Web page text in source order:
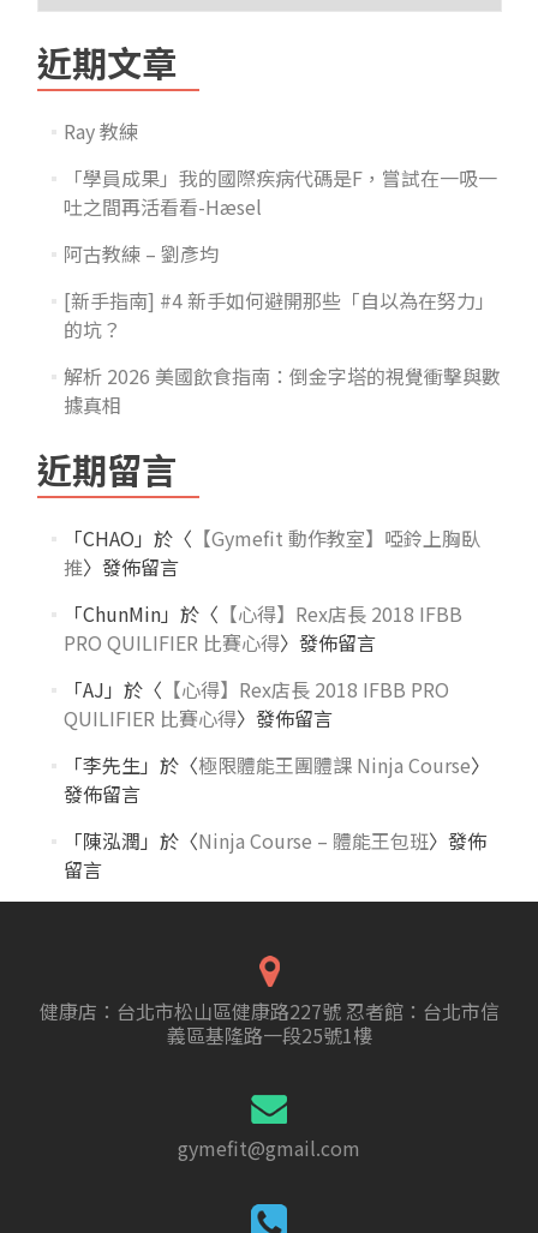
近期文章
Ray 教練
「學員成果」我的國際疾病代碼是F，嘗試在一吸一
吐之間再活看看-Hæsel
阿古教練 – 劉彥均
[新手指南] #4 新手如何避開那些「自以為在努力」
的坑？
解析 2026 美國飲食指南：倒金字塔的視覺衝擊與數
據真相
近期留言
「CHAO 」於〈 【Gymefit 動作教室】啞鈴上胸臥
推〉發佈留言
「ChunMin」於〈 【心得】Rex店長 2018 IFBB
PRO QUILIFIER 比賽心得〉發佈留言
「AJ 」於〈 【心得】Rex店長 2018 IFBB PRO
QUILIFIER 比賽心得〉發佈留言
「李先生 」於〈極限體能王團體課 Ninja Course〉
發佈留言
「陳泓潤 」於〈Ninja Course – 體能王包班〉發佈
留言
健康店：台北市松山區健康路227號 忍者館：台北市信
義區基隆路一段25號1樓
gymefit@gmail.com